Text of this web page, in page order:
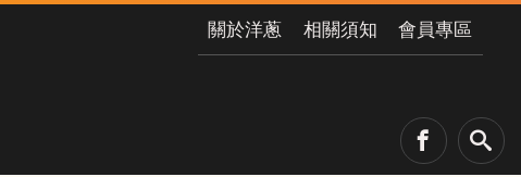
關於洋蔥 相關須知 會員專區